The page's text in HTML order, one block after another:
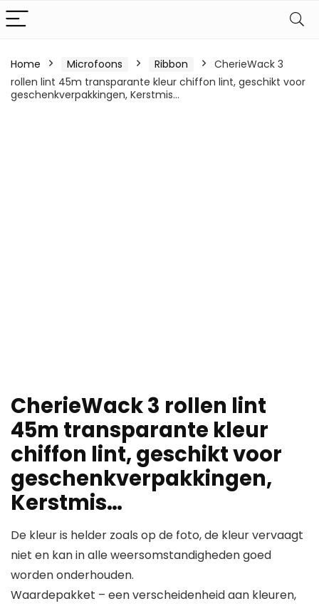
Home Microfoons Ribbon
CherieWack 3
rollen lint 45m transparante kleur chiffon lint, geschikt voor
geschenkverpakkingen, Kerstmis…
CherieWack 3 rollen lint
45m transparante kleur
chiffon lint, geschikt voor
geschenkverpakkingen,
Kerstmis…
De kleur is helder zoals op de foto, de kleur vervaagt
niet en kan in alle weersomstandigheden goed
worden onderhouden.
Waardepakket – een verscheidenheid aan kleuren,